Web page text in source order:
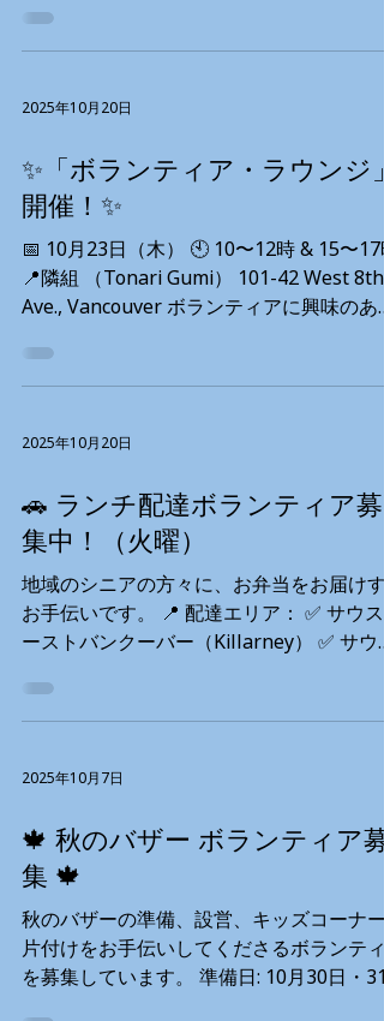
ラム・活動をサポートしてくださるボラン
えてくれるチームの一員になりたい、そん
集内容 🍳 月曜日 キッチンボランティア 時
間: 9:00am ～ 12:00pm MOWプログラムの
食事準備、清掃、キッチン業務のサポート
す。 🍳 火曜日 キッチンボランティア 時間:
8:30am ～ 11:00 / 11:30am MOWの食事準
備、清掃、キッチン業務のサポートです。
ティアシスタント 場所: コキットラム 時間:
1:30pm ～ 3:30pm（毎月2回の火曜日） ス
楽しい雰囲気作りをお手伝いです。 🎶 水曜
ント 時間: 10:30am ～ 1:30pm グループ活動
のサポート、準備・片付け、参加者への支
を行います。 📱 木曜
2025年10月20日
✨「ボランティア・ラウンジ」
開催！✨
📅 10月23日（木） 🕙 10〜12時 & 15〜17
📍隣組 （Tonari Gumi） 101-42 West 8th
お菓子を楽しみながら、気軽におしゃべり
りOK！
2025年10月20日
🚗 ランチ配達ボランティア募
集中！（火曜）
地域のシニアの方々に、お弁当をお届けす
お手伝いです。 📍 配達エリア： ✅ サウス
Highgate 興味のある⽅、詳細について知り
さい。 📧 programs@tonarigumi.ca 📞
687-2172 内線106
2025年10月7日
🍁 秋のバザー ボランティア募
集 🍁
秋のバザーの準備、設営、キッズコーナー